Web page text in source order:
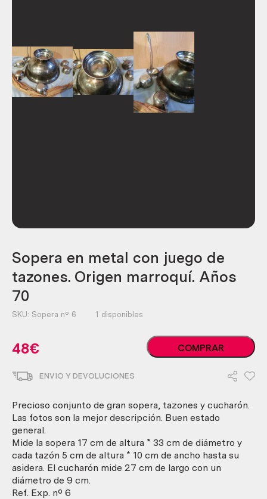
Sopera en metal con juego de
tazones. Origen marroquí. Años
70
SKU: Sopera nº 6 1 disponibles
48€
Sopera
en
de
tazones.
marroquí.
Años
70
COMPRAR
ENVIO Y DEVOLUCIONES
Precioso conjunto de gran sopera, tazones y cucharón.
Las fotos son la mejor descripción. Buen estado
general.
Mide la sopera 17 cm de altura * 33 cm de diámetro y
cada tazón 5 cm de altura * 10 cm de ancho hasta su
asidera. El cucharón mide 27 cm de largo con un
diámetro de 9 cm.
Ref. Exp. nº 6